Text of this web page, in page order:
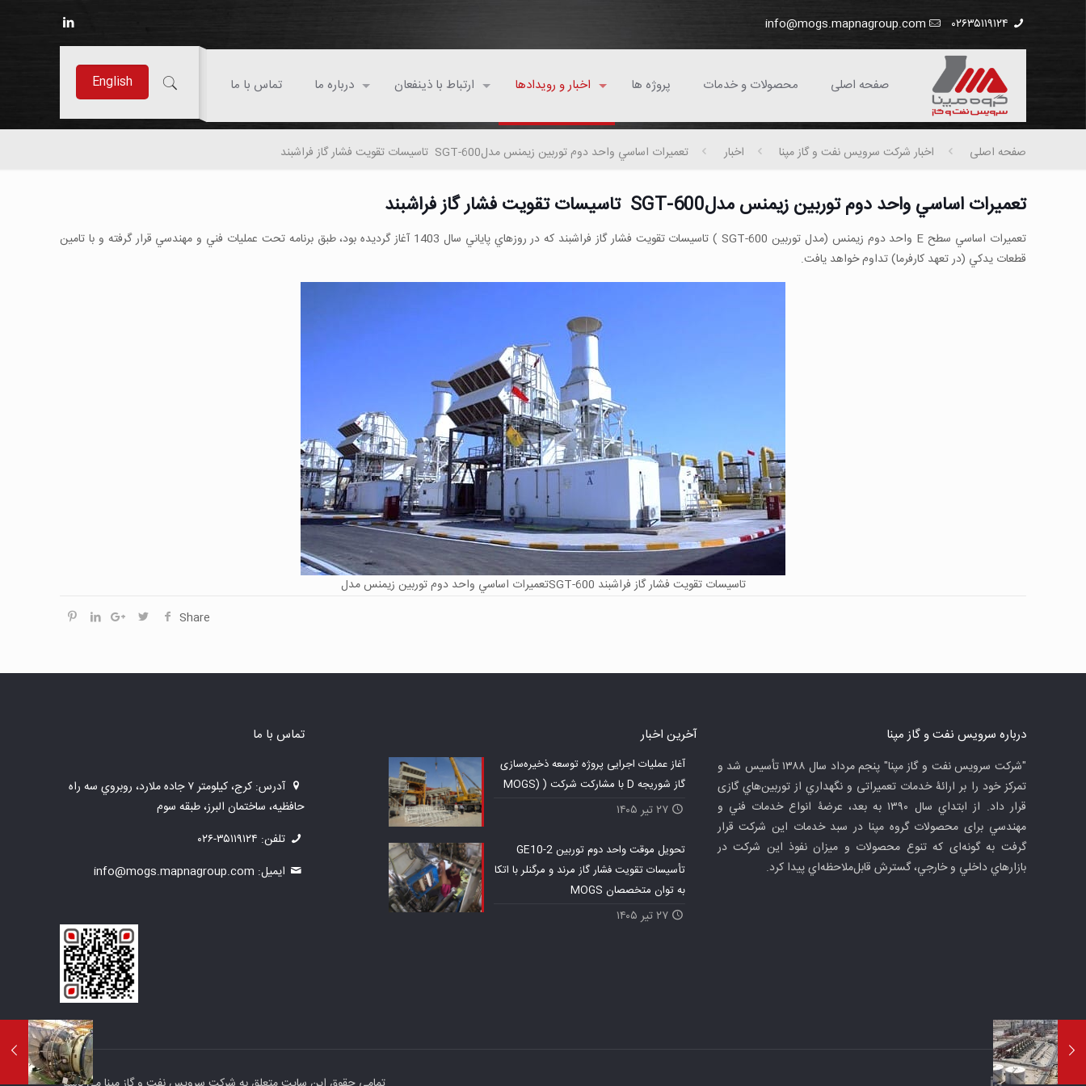
۰۲۶۳۵۱۱۹۱۲۴ info@mogs.mapnagroup.com
صفحه اصلی محصولات و خدمات پروژه ها اخبار و رویدادها ارتباط با ذينفعان درباره ما تماس با ما English
صفحه اصلی اخبار شركت سرویس نفت و گاز مپنا اخبار تعميرات اساسي واحد دوم توربين زيمنس مدلSGT-600 تاسيسات تقويت فشار گاز فراشبند
تعميرات اساسي واحد دوم توربين زيمنس مدلSGT-600 تاسيسات تقويت فشار گاز فراشبند
تعميرات اساسي سطح E واحد دوم زيمنس (مدل توربين SGT-600 ) تاسيسات تقويت فشار گاز فراشبند كه در روزهاي پاياني سال 1403 آغاز گرديده بود، طبق برنامه تحت عمليات فني و مهندسي قرار گرفته و با تامين
قطعات يدكي (در تعهد كارفرما) تداوم خواهد يافت.
تعميرات اساسي واحد دوم توربين زيمنس مدلSGT-600 تاسيسات تقويت فشار گاز فراشبند
Share
درباره سرويس نفت و گاز مپنا
"شركت سرويس نفت و گاز مپنا" پنجم مرداد سال ۱۳۸۸ تأسيس شد و
تمرکز خود را بر ارائۀ خدمات تعميراتی و نگهداري از توربين‌هاي گازی
قرار داد. از ابتداي سال ۱۳۹۰ به بعد، عرضۀ انواع خدمات فني و
مهندسي برای محصولات گروه مپنا در سبد خدمات این شرکت قرار
گرفت به گونه‌ای که تنوع محصولات و میزان نفوذ این شرکت در
بازارهاي داخلي و خارجي، گسترش قابل‌ملاحظه‌اي پيدا كرد.
آخرين اخبار
آغاز عملیات اجرایی پروژه توسعه ذخیره‌سازی
گاز شوریجه D با مشارکت شرکت ( (MOGS
۲۷ تیر ۱۴۰۵
تحویل موقت واحد دوم توربین GE10-2
تأسیسات تقویت فشار گاز مرند و مرگنلر با اتکا
به توان متخصصان MOGS
۲۷ تیر ۱۴۰۵
تماس با ما
آدرس: كرج، كيلومتر ۷ جاده ملارد، روبروي سه راه
حافظیه، ساختمان البرز، طبقه سوم
تلفن: ۳۵۱۱۹۱۲۴-۰۲۶
ايميل: info@mogs.mapnagroup.com